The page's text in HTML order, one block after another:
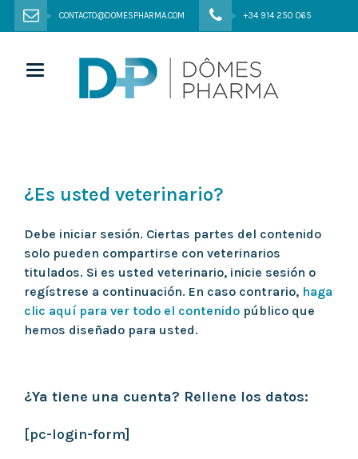
CONTACTO@DOMESPHARMA.COM +34 914 250 065
Toggle navigation
¿Es usted veterinario?
Debe iniciar sesión. Ciertas partes del contenido
solo pueden compartirse con veterinarios
titulados. Si es usted veterinario, inicie sesión o
regístrese a continuación. En caso contrario, haga
clic aquí para ver todo el contenido público que
hemos diseñado para usted.
¿Ya tiene una cuenta? Rellene los datos:
[pc-login-form]